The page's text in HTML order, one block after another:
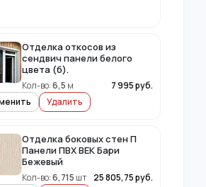
Отделка откосов из
сендвич панели белого
цвета (б).
Кол-во:6,5 м 7 995руб.
Удалить
Отделка боковых стен П
Панели ПВХ ВЕК Бари
Бежевый
Кол-во:6,715 шт 25 805,75руб.